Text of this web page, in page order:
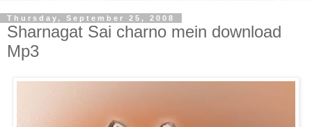
Thursday, September 25, 2008
Sharnagat Sai charno mein download
Mp3